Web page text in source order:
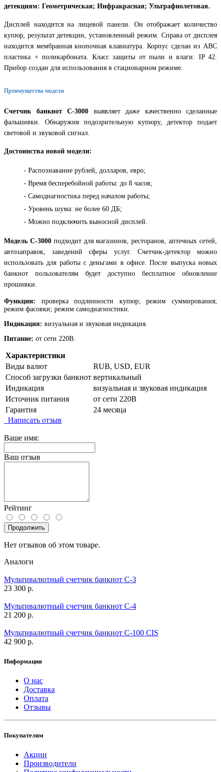
детекциям: Геометрическая; Инфракрасная; Ультрафиолетовая.
Дисплей находится на лицевой панели. Он отображает количество
купюр, результат детекции, установленный режим. Справа от дисплея
находится мембранная кнопочная клавиатура. Корпус сделан из АВС
пластика + поликарбоната. Класс защиты от пыли и влаги: IP 42.
Прибор создан для использования в стационарном режиме.
Преимущества модели
Счетчик банкнот C-3000 выявляет даже качественно сделанные
фальшивки. Обнаружив подозрительную купюру, детектор подает
световой и звуковой сигнал.
Достоинства новой модели:
- Распознавание рублей, долларов, евро;
- Время бесперебойной работы: до 8 часов;
- Самодиагностика перед началом работы;
- Уровень шума: не более 60 ДБ;
- Можно подключить выносной дисплей.
Модель C-3000подходит для магазинов, ресторанов, аптечных сетей,
автозаправок, заведений сферы услуг. Счетчик-детектор можно
использовать для работы с деньгами в офисе. После выпуска новых
банкнот пользователям будет доступно бесплатное обновление
прошивки.
Функции: проверка подлинности купюр;
режим суммирования;
режим фасовки; режим самодиагностики.
Индикация: визуальная и звуковая индикация.
Питание: от сети 220В.
Характеристики
Виды валют
RUB, USD, EUR
Способ загрузки банкнот вертикальный
Индикация
визуальная и звуковая индикация
Источник питания
от сети 220В
Гарантия
24 месяца
Написать отзыв
Ваше имя:
Ваш отзыв
Рейтинг
Продолжить
Нет отзывов об этом товаре.
Аналоги
Мультивалютный счетчик банкнот С-3
23 300 р.
Мультивалютный счетчик банкнот С-4
21 200 р.
Мультивалютный счетчик банкнот С-100 CIS
42 900 р.
Информация
О нас
Доставка
Оплата
Отзывы
Покупателям
Акции
Производители